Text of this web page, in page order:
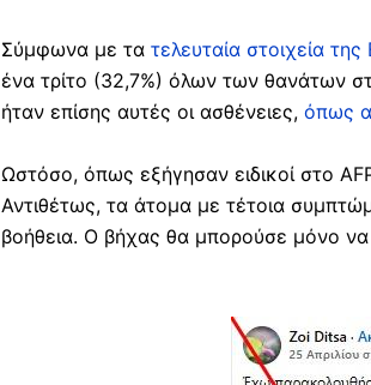
Σύμφωνα με τα τελευταία στοιχεία
ένα τρίτο (32,7%) όλων των θανάτων
ήταν επίσης αυτές οι ασθένειες, όπως
Ωστόσο, όπως εξήγησαν ειδικοί στο
Αντιθέτως, τα άτομα με τέτοια
βοήθεια. Ο βήχας θα μπορούσε μόνο να